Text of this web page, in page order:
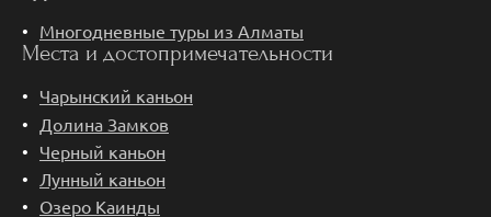
Многодневные туры из Алматы
Места и достопримечательности
Чарынский каньон
Долина Замков
Черный каньон
Лунный каньон
Озеро Каинды